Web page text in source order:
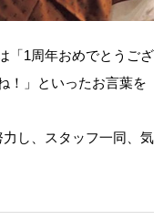
「1周年おめでとうござ
！」といったお言葉を
し、スタッフ一同、気